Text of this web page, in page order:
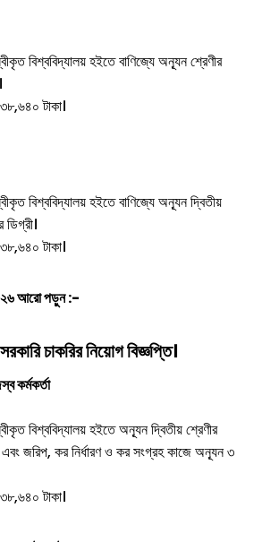
বিশ্ববিদ্যালয় হইতে বাণিজ্যে অন্যূন শ্রেণীর
টাকা।
বিশ্ববিদ্যালয় হইতে বাণিজ্যে অন্যূন দ্বিতীয়
টাকা।
আরো পড়ুন :-
চাকরির নিয়োগ বিজ্ঞপ্তি।
কর্মকর্তা
বিশ্ববিদ্যালয় হইতে অন্যূন দ্বিতীয় শ্রেণীর
এবং জরিপ, কর নির্ধারণ ও কর সংগ্রহ কাজে অন্যূন ৩
টাকা।